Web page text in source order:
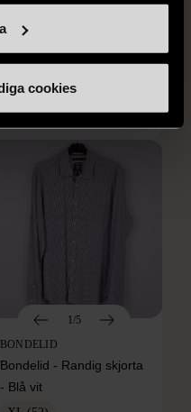
cookies
HILDITCH & KEY
Hilditch & Key linneskjorta
med bröstficka
399 kr
1/5
BONDELID
Bondelid - Randig skjorta
- Blå vit